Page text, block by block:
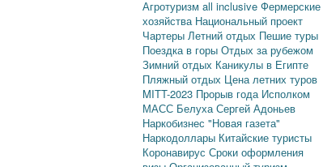
Агротуризм all inclusive Фермерские
хозяйства Национальный проект
Чартеры Летний отдых Пешие туры
Поездка в горы Отдых за рубежом
Зимний отдых Каникулы в Египте
Пляжный отдых Цена летних туров
MITT-2023 Прорыв года Исполком
МАСС БелухаСергей Адоньев
Наркобизнес "Новая газета"
Наркодоллары Китайские туристы
Коронавирус Сроки оформления